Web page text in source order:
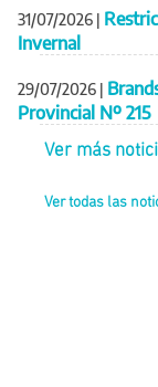
31/07/2026 |
Invernal
29/07/2026 |
Provincial Nº 215
Ver más
Ver todas las